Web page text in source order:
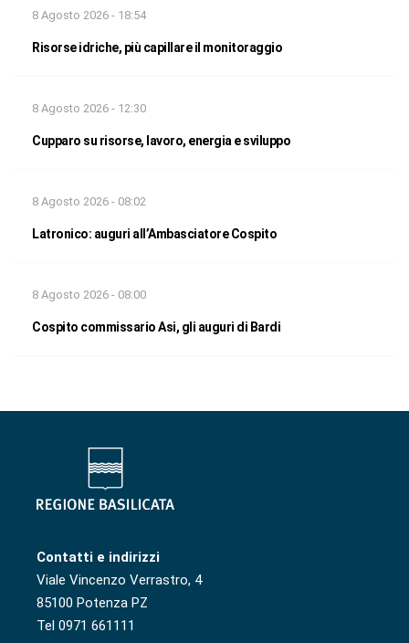
8 Agosto 2026 - 18:54
Risorse idriche, più capillare il monitoraggio
8 Agosto 2026 - 12:30
Cupparo su risorse, lavoro, energia e sviluppo
8 Agosto 2026 - 08:02
Latronico: auguri all’Ambasciatore Cospito
8 Agosto 2026 - 08:00
Cospito commissario Asi, gli auguri di Bardi
Contatti e indirizzi
Viale Vincenzo Verrastro, 4
85100 Potenza PZ
Tel 0971 661111